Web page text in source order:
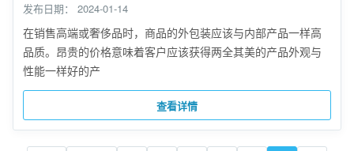
发布日期： 2024-01-14
在销售高端或奢侈品时，商品的外包装应该与内部产品一样高
品质。昂贵的价格意味着客户应该获得两全其美的产品外观与
性能一样好的产
查看详情